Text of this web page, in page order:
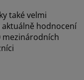
také velmi
hodnocení
mezinárodních